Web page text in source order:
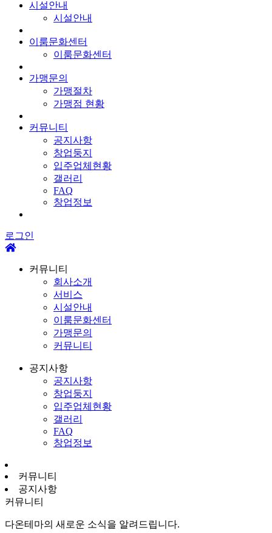
시설안내
시설안내
이룸문화센터
이룸문화센터
가맹문의
가맹절차
가맹점 현황
커뮤니티
공지사항
창업둥지
입주업체현황
갤러리
FAQ
창업정보
로그인
커뮤니티
회사소개
서비스
시설안내
이룸문화센터
가맹문의
커뮤니티
공지사항
공지사항
창업둥지
입주업체현황
갤러리
FAQ
창업정보
커뮤니티
공지사항
커뮤니티
다온테마의 새로운 소식을 알려드립니다.